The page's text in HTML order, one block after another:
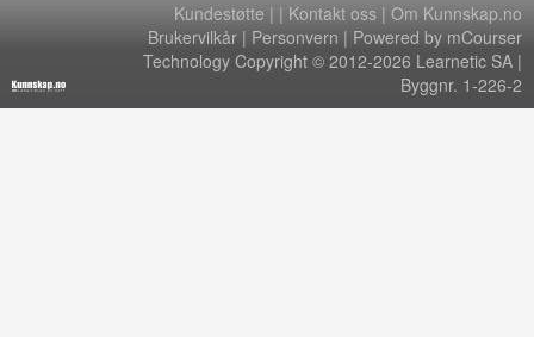
Kundestøtte | | Kontakt oss | Om Kunnskap.no
Brukervilkår | Personvern | Powered by mCourser
Technology Copyright © 2012-2026 Learnetic SA |
Byggnr. 1-226-2